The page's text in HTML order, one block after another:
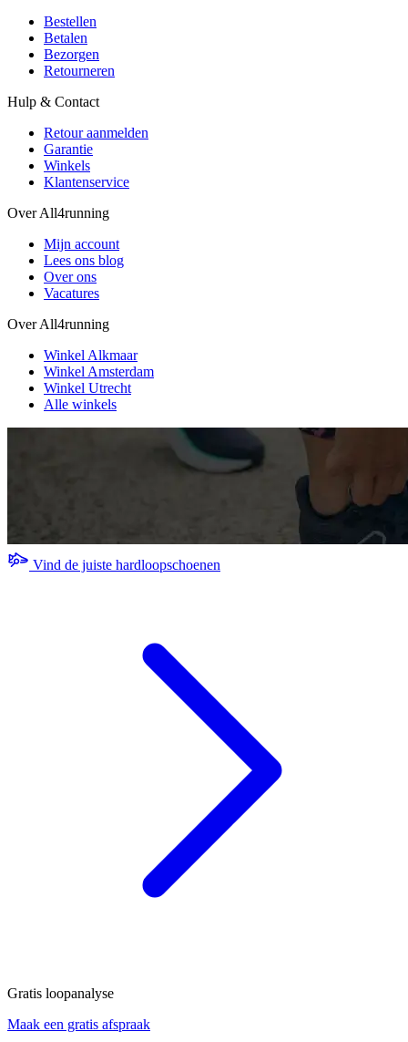
Bestellen
Betalen
Bezorgen
Retourneren
Hulp & Contact
Retour aanmelden
Garantie
Winkels
Klantenservice
Over All4running
Mijn account
Lees ons blog
Over ons
Vacatures
Over All4running
Winkel Alkmaar
Winkel Amsterdam
Winkel Utrecht
Alle winkels
Vind de juiste hardloopschoenen
Gratis loopanalyse
Maak een gratis afspraak